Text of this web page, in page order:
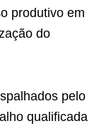
produtivo em
do
pelo
qualificada